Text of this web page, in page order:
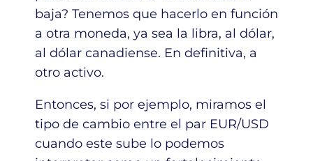
baja? Tenemos que hacerlo en función
a otra moneda, ya sea la libra, al dólar,
al dólar canadiense. En definitiva, a
otro activo.
Entonces, si por ejemplo, miramos el
tipo de cambio entre el par EUR/USD
cuando este sube lo podemos